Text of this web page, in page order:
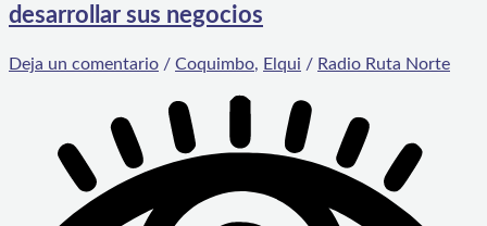
desarrollar sus negocios
Deja un comentario / Coquimbo, Elqui / Radio Ruta Norte